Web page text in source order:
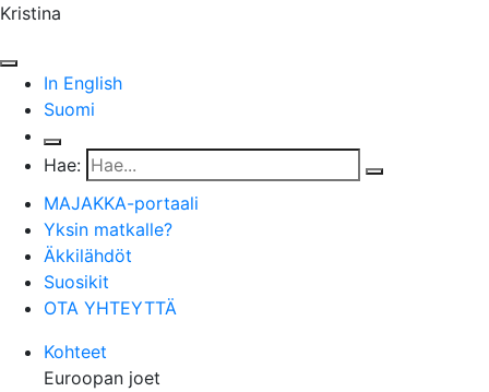
Kristina
In English
Suomi
Hae:
MAJAKKA-portaali
Yksin matkalle?
Äkkilähdöt
Suosikit
OTA YHTEYTTÄ
Kohteet
Euroopan joet